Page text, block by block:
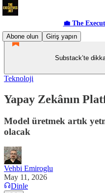
💼 The
Abone olun
Giriş yapın
Substack’te
Teknoloji
Yapay Zekânın
Model üretmek artık
olacak
Vehbi Emiroglu
May 11, 2026
Dinle